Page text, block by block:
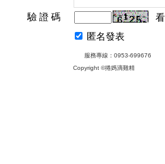
驗 證 碼
匿名發表
服務專線：0953-
Copyright ©捲媽滴雞精